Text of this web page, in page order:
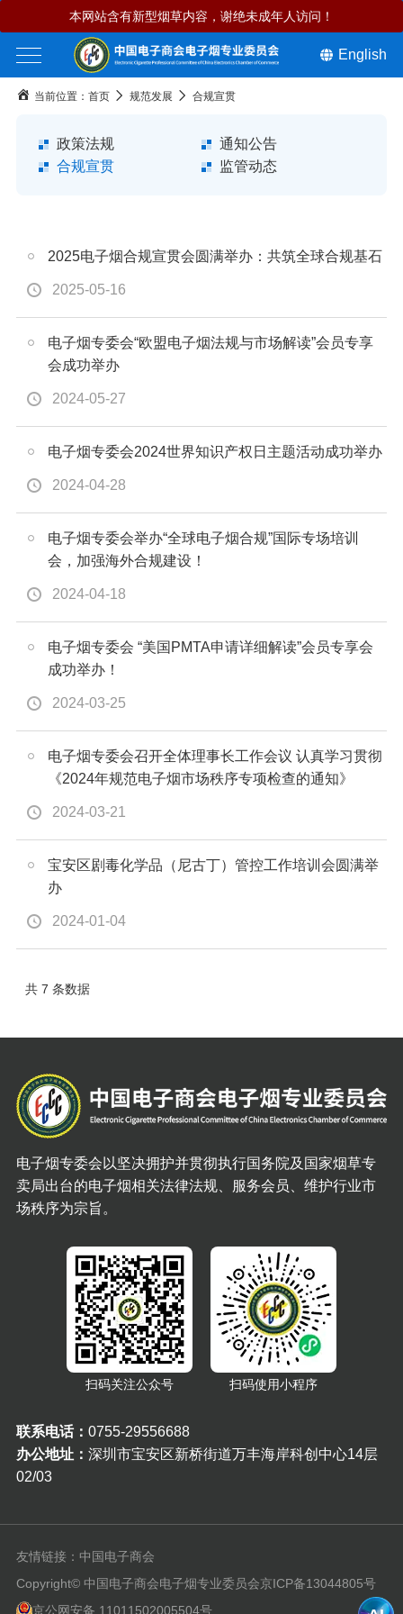
English
本网站含有新型烟草内容，谢绝未成年人访问！
当前位置： 首页 规范发展 合规宣贯
政策法规
通知公告
合规宣贯
监管动态
2025电子烟合规宣贯会圆满举办：共筑全球合规基石
2025-05-16
电子烟专委会“欧盟电子烟法规与市场解读”会员专享
会成功举办
2024-05-27
电子烟专委会2024世界知识产权日主题活动成功举办
2024-04-28
电子烟专委会举办“全球电子烟合规”国际专场培训
会，加强海外合规建设！
2024-04-18
电子烟专委会 “美国PMTA申请详细解读”会员专享会
成功举办！
2024-03-25
电子烟专委会召开全体理事长工作会议 认真学习贯彻
《2024年规范电子烟市场秩序专项检查的通知》
2024-03-21
宝安区剧毒化学品（尼古丁）管控工作培训会圆满举
办
2024-01-04
共 7 条数据
电子烟专委会以坚决拥护并贯彻执行国务院及国家烟草专
卖局出台的电子烟相关法律法规、服务会员、维护行业市
场秩序为宗旨。
扫码关注公众号 扫码使用小程序
联系电话： 0755-29556688
办公地址： 深圳市宝安区新桥街道万丰海岸科创中心14层
02/03
友情链接： 中国电子商会
Copyright© 中国电子商会电子烟专业委员会京ICP备13044805号
京公网安备 11011502005504号